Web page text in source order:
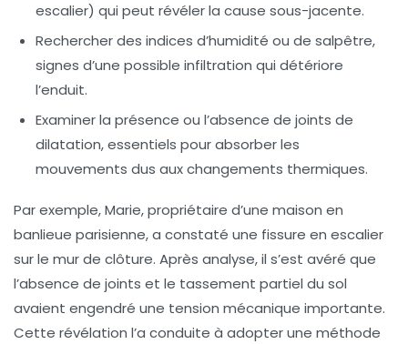
escalier) qui peut révéler la cause sous-jacente.
Rechercher des indices d’humidité ou de salpêtre,
signes d’une possible infiltration qui détériore
l’enduit.
Examiner la présence ou l’absence de joints de
dilatation, essentiels pour absorber les
mouvements dus aux changements thermiques.
Par exemple, Marie, propriétaire d’une maison en
banlieue parisienne, a constaté une fissure en escalier
sur le mur de clôture. Après analyse, il s’est avéré que
l’absence de joints et le tassement partiel du sol
avaient engendré une tension mécanique importante.
Cette révélation l’a conduite à adopter une méthode